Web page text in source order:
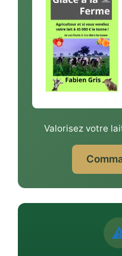
Valorisez votre